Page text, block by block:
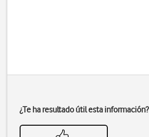
¿Te ha resultado útil esta información?